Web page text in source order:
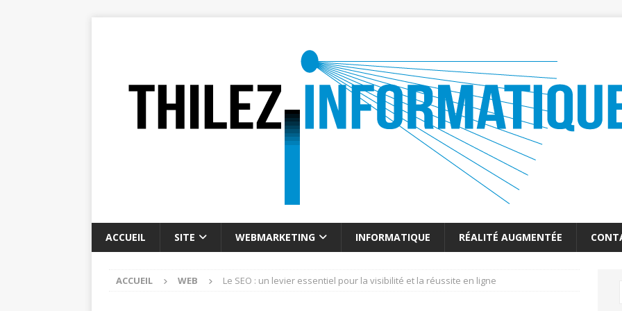
ACCUEIL SITE WEBMARKETING INFORMATIQUE RÉALITÉ AUGMENTÉE
ACCUEIL WEB Le SEO : un levier essentiel pour la visibilité et la réussite en ligne